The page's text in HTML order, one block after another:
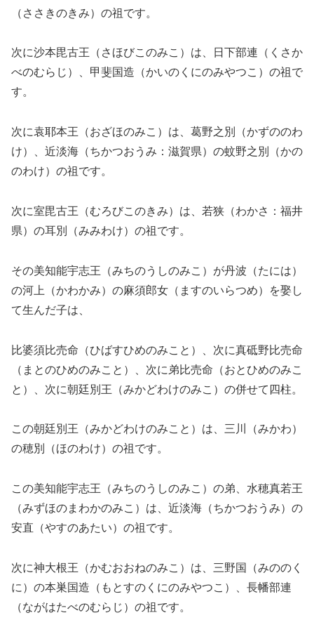
（ささきのきみ）の祖です。
次に沙本毘古王（さほびこのみこ）は、日下部連（くさか
べのむらじ）、甲斐国造（かいのくにのみやつこ）の祖で
す。
次に袁耶本王（おざほのみこ）は、葛野之別（かずののわ
け）、近淡海（ちかつおうみ：滋賀県）の蚊野之別（かの
のわけ）の祖です。
次に室毘古王（むろびこのきみ）は、若狭（わかさ：福井
県）の耳別（みみわけ）の祖です。
その美知能宇志王（みちのうしのみこ）が丹波（たには）
の河上（かわかみ）の麻須郎女（ますのいらつめ）を娶し
て生んだ子は、
比婆須比売命（ひばすひめのみこと）、次に真砥野比売命
（まとのひめのみこと）、次に弟比売命（おとひめのみこ
と）、次に朝廷別王（みかどわけのみこ）の併せて四柱。
この朝廷別王（みかどわけのみこと）は、三川（みかわ）
の穂別（ほのわけ）の祖です。
この美知能宇志王（みちのうしのみこ）の弟、水穂真若王
（みずほのまわかのみこ）は、近淡海（ちかつおうみ）の
安直（やすのあたい）の祖です。
次に神大根王（かむおおねのみこ）は、三野国（みののく
に）の本巣国造（もとすのくにのみやつこ）、長幡部連
（ながはたべのむらじ）の祖です。